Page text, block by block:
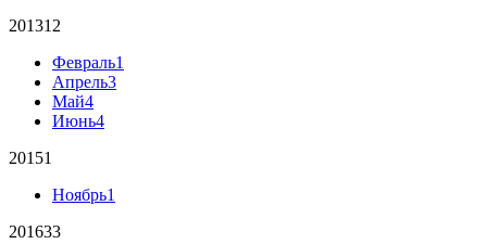
201312
Февраль1
Апрель3
Май4
Июнь4
20151
Ноябрь1
201633